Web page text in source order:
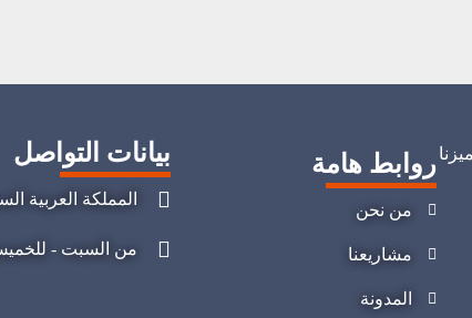
روابط هامة
من نحن
مشاريعنا
المدونة
بيانات التواصل
المملكة العربية
من السبت - للخميس من 08:00 صباحا -